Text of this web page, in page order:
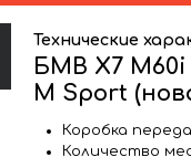
Технические
БМВ X7
M Sport
Коробка
Количество